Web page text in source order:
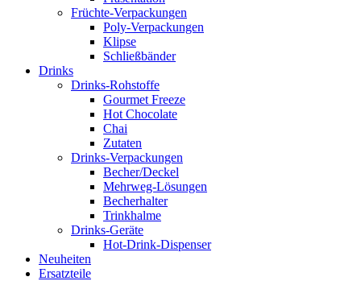
Früchte-Verpackungen
Poly-Verpackungen
Klipse
Schließbänder
Drinks
Drinks-Rohstoffe
Gourmet Freeze
Hot Chocolate
Chai
Zutaten
Drinks-Verpackungen
Becher/Deckel
Mehrweg-Lösungen
Becherhalter
Trinkhalme
Drinks-Geräte
Hot-Drink-Dispenser
Neuheiten
Ersatzteile